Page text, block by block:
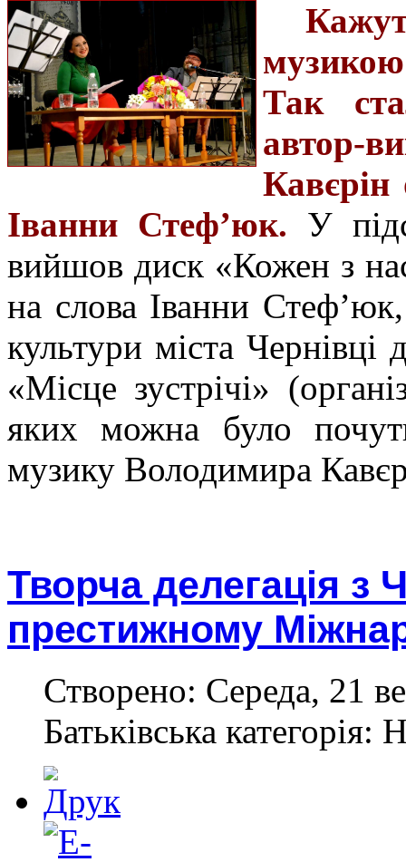
Так
Кавєрін
Іванни Стеф’юк. У
вийшов диск «Кожен з
на слова Іванни
культури міста Чернівці
«Місце зустрічі»
яких можна було
музику Володимира
Творча делегація з
престижному
Створено: Середа, 21
Батьківська категорія: